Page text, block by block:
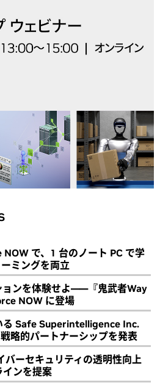
で、1 台のノート PC で学
ミングを両立
ョンを体験せよ――『鬼武者Way
NOW に登場
Safe Superintelligence Inc.
略的パートナーシップを発表
バーセキュリティの透明性向上
インを提案